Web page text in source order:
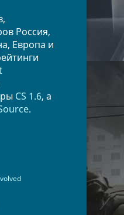
Россия,
Европа и
CS 1.6, а
.